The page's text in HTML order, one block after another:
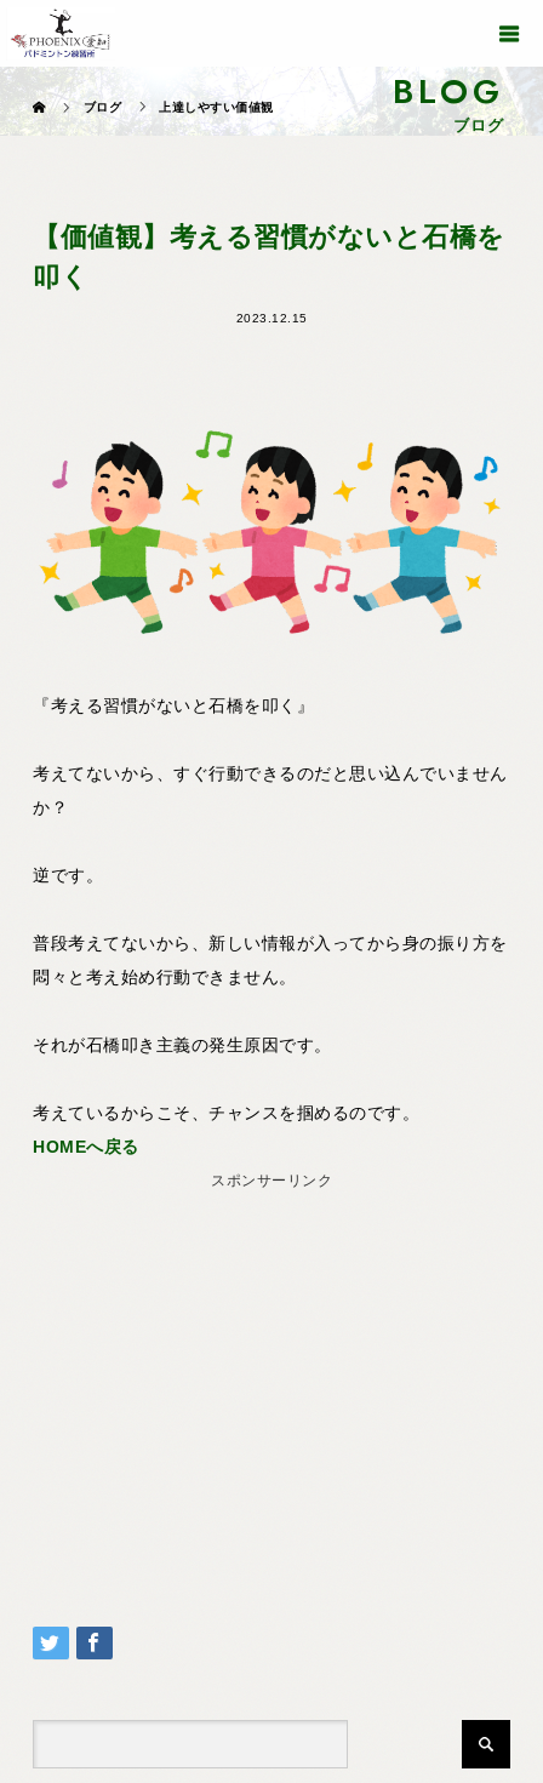
BLOG
ブログ
ブログ 上達しやすい価値観
【価値観】考える習慣がないと石橋を
叩く
2023.12.15
『考える習慣がないと石橋を叩く』
考えてないから、すぐ行動できるのだと思い込んでいません
か？
逆です。
普段考えてないから、新しい情報が入ってから身の振り方を
悶々と考え始め行動できません。
それが石橋叩き主義の発生原因です。
考えているからこそ、チャンスを掴めるのです。
HOMEへ戻る
スポンサーリンク